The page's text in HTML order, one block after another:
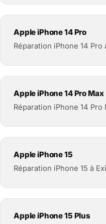
Apple iPhone 14 Pro
Réparation iPhone 14
Apple iPhone 14 Pro Max
Réparation iPhone 14
Apple iPhone 15
Réparation iPhone 15 à
Apple iPhone 15 Plus